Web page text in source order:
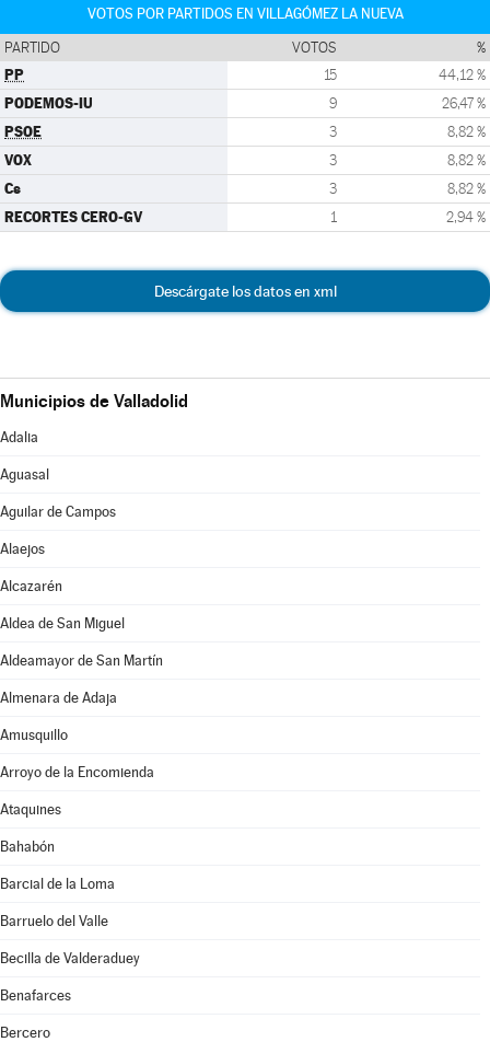
VOTOS POR PARTIDOS EN VILLAGÓMEZ LA NUEVA
PARTIDO VOTOS %
PP 15 44,12 %
PODEMOS-IU 9 26,47 %
PSOE 3 8,82 %
VOX 3 8,82 %
Cs 3 8,82 %
RECORTES CERO-GV 1 2,94 %
Descárgate los datos en xml
Municipios de Valladolid
Adalia
Aguasal
Aguilar de Campos
Alaejos
Alcazarén
Aldea de San Miguel
Aldeamayor de San Martín
Almenara de Adaja
Amusquillo
Arroyo de la Encomienda
Ataquines
Bahabón
Barcial de la Loma
Barruelo del Valle
Becilla de Valderaduey
Benafarces
Bercero